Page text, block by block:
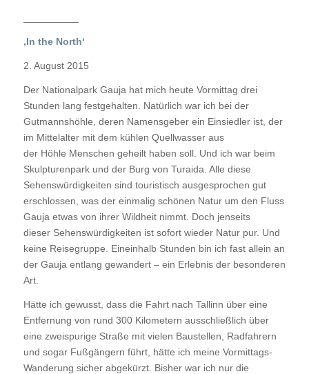
‚In the North‘
2. August 2015
Der Nationalpark Gauja hat mich heute Vormittag drei
Stunden lang festgehalten. Natürlich war ich bei der
Gutmannshöhle, deren Namensgeber ein Einsiedler ist, der
im Mittelalter mit dem kühlen Quellwasser aus
der Höhle Menschen geheilt haben soll. Und ich war beim
Skulpturenpark und der Burg von Turaida. Alle diese
Sehenswürdigkeiten sind touristisch ausgesprochen gut
erschlossen, was der einmalig schönen Natur um den Fluss
Gauja etwas von ihrer Wildheit nimmt. Doch jenseits
dieser Sehenswürdigkeiten ist sofort wieder Natur pur. Und
keine Reisegruppe. Eineinhalb Stunden bin ich fast allein an
der Gauja entlang gewandert – ein Erlebnis der besonderen
Art.
Hätte ich gewusst, dass die Fahrt nach Tallinn über eine
Entfernung von rund 300 Kilometern ausschließlich über
eine zweispurige Straße mit vielen Baustellen, Radfahrern
und sogar Fußgängern führt, hätte ich meine Vormittags-
Wanderung sicher abgekürzt. Bisher war ich nur die